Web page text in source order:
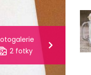
2 fotky